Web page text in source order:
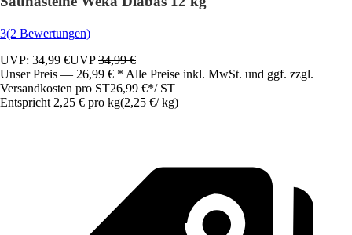
3(2 Bewertungen)
UVP: 34,99 €UVP34,99 €
Unser Preis — 26,99 € * Alle Preise inkl. MwSt. und ggf. zzgl.
Versandkosten pro ST26,99 €*/ ST
Entspricht 2,25 € pro kg(2,25 €/ kg)